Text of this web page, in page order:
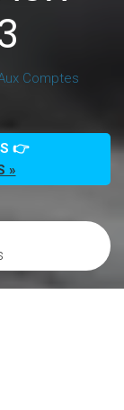
Comptes
👉
»